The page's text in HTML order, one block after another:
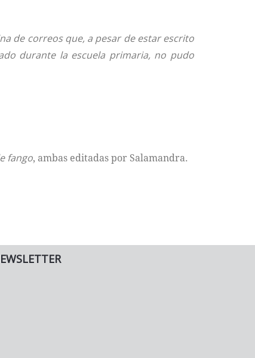
de correos que, a pesar de estar escrito
durante la escuela primaria, no pudo
fango, ambas editadas por Salamandra.